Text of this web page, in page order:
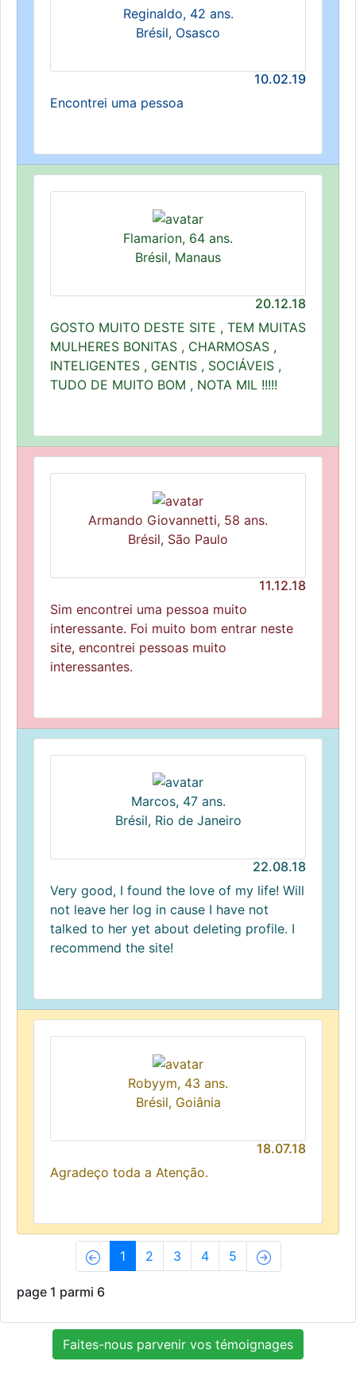
Reginaldo, 42 ans.
Brésil, Osasco
10.02.19
Encontrei uma pessoa
Flamarion, 64 ans.
Brésil, Manaus
20.12.18
GOSTO MUITO DESTE SITE , TEM MUITAS
MULHERES BONITAS , CHARMOSAS ,
INTELIGENTES , GENTIS , SOCIÁVEIS ,
TUDO DE MUITO BOM , NOTA MIL !!!!!
Armando Giovannetti, 58 ans.
Brésil, São Paulo
11.12.18
Sim encontrei uma pessoa muito
interessante. Foi muito bom entrar neste
site, encontrei pessoas muito
interessantes.
Marcos, 47 ans.
Brésil, Rio de Janeiro
22.08.18
Very good, I found the love of my life! Will
not leave her log in cause I have not
talked to her yet about deleting profile. I
recommend the site!
Robyym, 43 ans.
Brésil, Goiânia
18.07.18
Agradeço toda a Atenção.
1(current)
2 3 4 5
page 1 parmi 6
Faites-nous parvenir vos témoignages